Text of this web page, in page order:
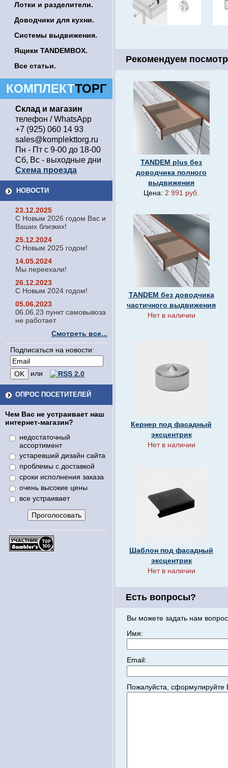
Лотки и разделители.
Доводчики для кухни.
Системы выдвижения.
Ящики TANDEMBOX.
Все статьи.
КОМПЛЕКТТОРГ
Склад и магазин
телефон / WhatsApp
+7 (925) 060 14 93
sales@komplekttorg.ru
Пн - Пт с 9-00 до 18-00
Сб, Вс - выходные дни
Схема проезда
НОВОСТИ
23.12.2025
С Новым 2026 годом Вас и
Ваших близких!
25.12.2024
С Новым 2025 годом!
14.05.2024
Мы переехали!
26.12.2023
С Новым 2024 годом!
05.06.2023
06.06.23 пункт самовывоза
не работает
Смотреть все...
Подписаться на новости:
или
ОПРОС ПОСЕТИТЕЛЕЙ
Чем Вас не устраивает наш
интернет-магазин?
недостаточный
ассортимент
устаревший дизайн сайта
проблемы с доставкой
сроки исполнения заказа
очень высокие цены
все устраивает
Рекомендуем
TANDEM plus без
доводчика полного
выдвижения
Цена: 2 991 руб.
TANDEM без доводчика
частичного выдвижения
Нет в наличии
Кернер под фасадный
эксцентрик
Нет в наличии
Шаблон под фасадный
эксцентрик
Нет в наличии
Есть вопросы?
Вы можете задать нам
Имя:
Email:
Пожалуйста,